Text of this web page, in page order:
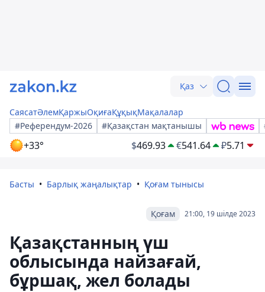
Қаз
СаясатӘлемҚаржыОқиғаҚұқықМақалалар
#Референдум-2026
#Қазақстан мақтанышы
+33° $469.93 €541.64 ₽5.71
Басты Барлық жаңалықтар Қоғам тынысы
21:00, 19 шілде 2023
Қоғам
Қазақстанның үш
облысында найзағай,
бұршақ, жел болады